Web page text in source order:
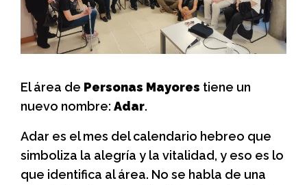
El área de Personas Mayores tiene un
nuevo nombre: Adar.
Adar es el mes del calendario hebreo que
simboliza la alegría y la vitalidad, y eso es lo
que identifica al área. No se habla de una